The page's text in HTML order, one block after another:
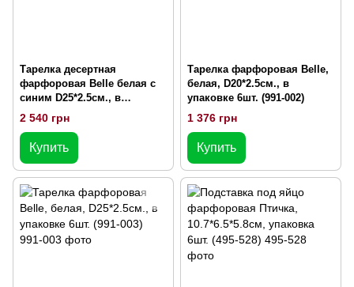
Тарелка десертная
фарфоровая Belle белая с
синим D25*2.5см., в
упаковке 6шт. (991-010)
2 540 грн
Купить
Тарелка фарфоровая Belle,
белая, D20*2.5см., в
упаковке 6шт. (991-002)
1 376 грн
Купить